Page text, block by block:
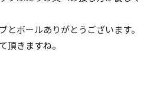
ボールありがとうございます。
頂きますね。